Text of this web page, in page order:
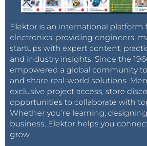
Elektor is an international platform
electronics, providing engineers,
startups with expert content,
and industry insights. Since the
empowered a global community
and share real-world solutions.
exclusive project access, store
opportunities to collaborate with
Whether you’re learning,
business, Elektor helps you
grow.